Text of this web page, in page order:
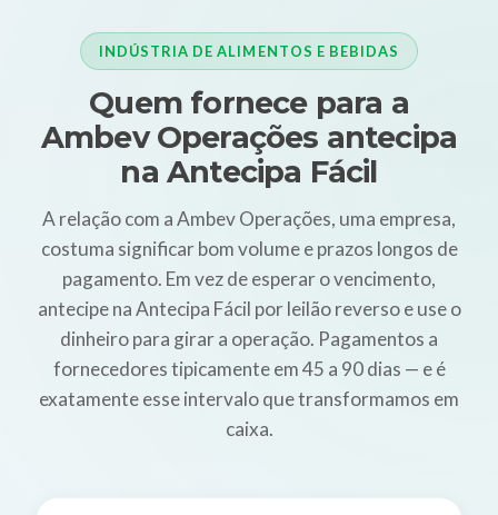
INDÚSTRIA DE ALIMENTOS E BEBIDAS
Quem fornece para a
Ambev Operações antecipa
na Antecipa Fácil
A relação com a Ambev Operações, uma empresa,
costuma significar bom volume e prazos longos de
pagamento. Em vez de esperar o vencimento,
antecipe na Antecipa Fácil por leilão reverso e use o
dinheiro para girar a operação. Pagamentos a
fornecedores tipicamente em 45 a 90 dias — e é
exatamente esse intervalo que transformamos em
caixa.